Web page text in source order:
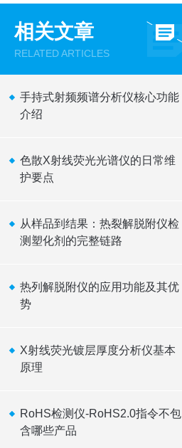
相关文章
RELATED ARTICLES
手持式射频频谱分析仪核心功能
介绍
色散X射线荧光光谱仪的日常维
护要点
从样品到结果：热裂解脱附仪检
测塑化剂的完整链路
热列解脱附仪的应用功能及其优
势
X射线荧光镀层厚度分析仪基本
原理
RoHS检测仪-RoHS2.0指令不包
含哪些产品